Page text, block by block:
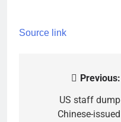
Source link
navigation
Previous:
US staff dump
Chinese-issued